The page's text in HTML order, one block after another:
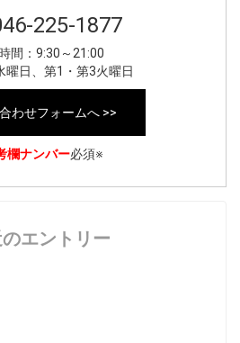
225-1877
間：9:30～21:00
曜日、第1・第3火曜日
わせフォームへ >>
欄ナンバー必須※
エントリー